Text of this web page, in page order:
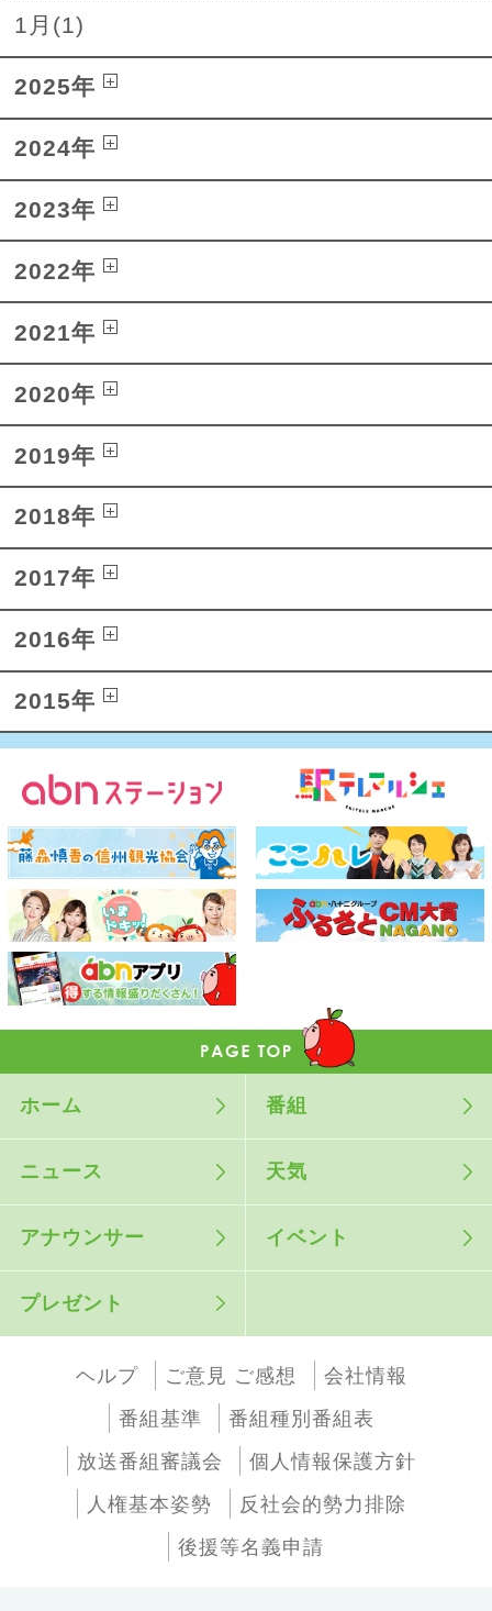
1月(1)
2025年
2024年
2023年
2022年
2021年
2020年
2019年
2018年
2017年
2016年
2015年
ホーム 番組
ニュース 天気
アナウンサー イベント
プレゼント
ヘルプ ご意見 ご感想
会社情報
番組基準
番組種別番組表
放送番組審議会
個人情報保護方針
人権基本姿勢
反社会的勢力排除
後援等名義申請